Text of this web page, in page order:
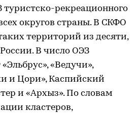
туристско-рекреационного
округов страны. В СКФО
территорий из десяти,
В число ОЭЗ
«Ведучи»,
и Цори», Каспийский
и «Архыз». По словам
кластеров,